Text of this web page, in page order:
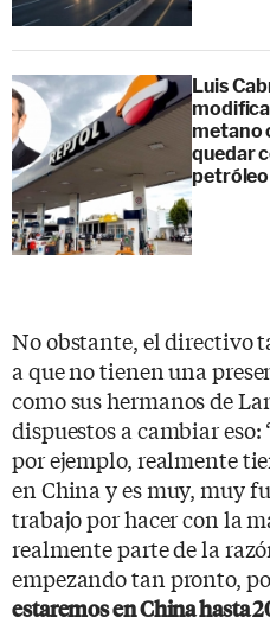
Luis
metano
quedar
petróleo
No obstante, el directivo
a que no tienen una
como sus hermanos de
dispuestos a cambiar eso:
por ejemplo, realmente
en China y es muy, muy
trabajo por hacer con la
realmente parte de la
empezando tan pronto,
estaremos en China hasta